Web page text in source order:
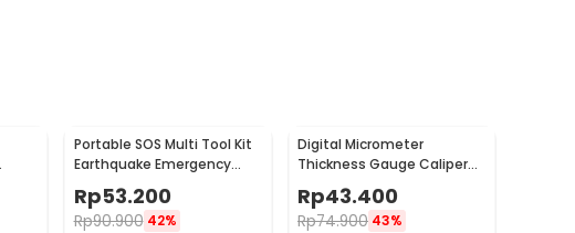
Portable SOS Multi Tool Kit
Earthquake Emergency
Outdoor Survival - JT21
Rp53.200
Rp90.900 42%
Digital Micrometer
Thickness Gauge Caliper
Carbon Fiber 0-12.7mm -
TDT25
Rp43.400
Rp74.900 43%